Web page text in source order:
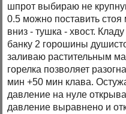
шпрот выбираю не
0.5 можно поставить
вниз - тушка - хвост.
банку 2 горошины
заливаю растительным
горелка позволяет
мин +50 мин клава.
давление на нуле
давление выравнено и